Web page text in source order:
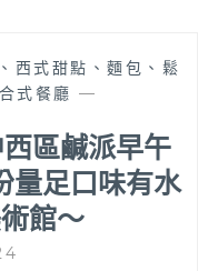
西式甜點、麵包、鬆
式餐廳 —
區鹹派早午
量足口味有水
館～